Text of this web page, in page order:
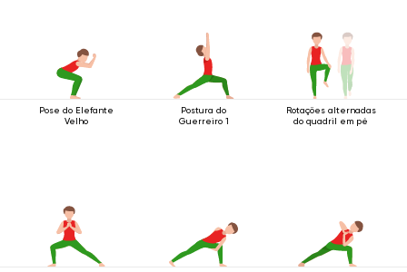
Pose do Elefante
Velho
Postura do
Guerreiro 1
Rotações alternadas
do quadril em pé